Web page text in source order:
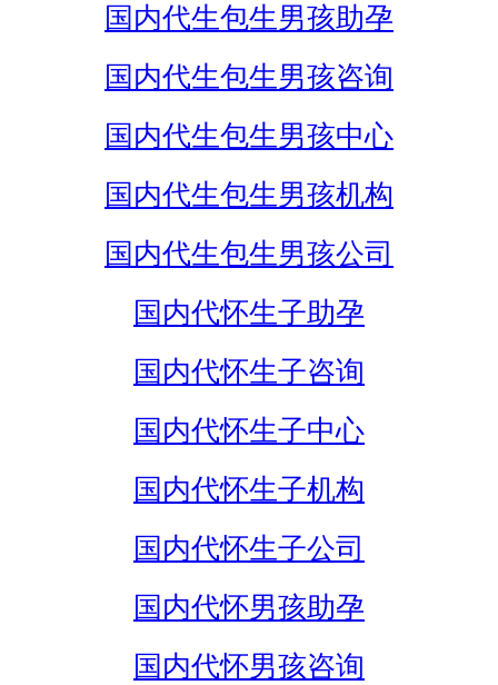
国内代生包生男孩助孕
国内代生包生男孩咨询
国内代生包生男孩中心
国内代生包生男孩机构
国内代生包生男孩公司
国内代怀生子助孕
国内代怀生子咨询
国内代怀生子中心
国内代怀生子机构
国内代怀生子公司
国内代怀男孩助孕
国内代怀男孩咨询